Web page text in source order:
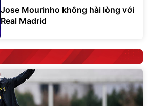
Jose Mourinho không hài lòng với
Real Madrid